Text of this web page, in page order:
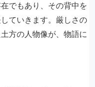
でもあり、その背中を
ていきます。厳しさの
方の人物像が、物語に